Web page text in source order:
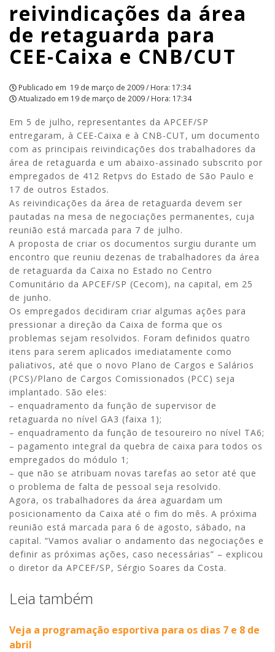
Caixa
e
CNB/CUT
|
APCEF/SP
reivindicações da área
de retaguarda para
CEE-Caixa e CNB/CUT
Publicado em 19 de março de 2009 / Hora: 17:34
Atualizado em 19 de março de 2009 / Hora: 17:34
Em 5 de julho, representantes da APCEF/SP
entregaram, à CEE-Caixa e à CNB-CUT, um documento
com as principais reivindicações dos trabalhadores da
área de retaguarda e um abaixo-assinado subscrito por
empregados de 412 Retpvs do Estado de São Paulo e
17 de outros Estados.
As reivindicações da área de retaguarda devem ser
pautadas na mesa de negociações permanentes, cuja
reunião está marcada para 7 de julho.
A proposta de criar os documentos surgiu durante um
encontro que reuniu dezenas de trabalhadores da área
de retaguarda da Caixa no Estado no Centro
Comunitário da APCEF/SP (Cecom), na capital, em 25
de junho.
Os empregados decidiram criar algumas ações para
pressionar a direção da Caixa de forma que os
problemas sejam resolvidos. Foram definidos quatro
itens para serem aplicados imediatamente como
paliativos, até que o novo Plano de Cargos e Salários
(PCS)/Plano de Cargos Comissionados (PCC) seja
implantado. São eles:
– enquadramento da função de supervisor de
retaguarda no nível GA3 (faixa 1);
– enquadramento da função de tesoureiro no nível TA6;
– pagamento integral da quebra de caixa para todos os
empregados do módulo 1;
– que não se atribuam novas tarefas ao setor até que
o problema de falta de pessoal seja resolvido.
Agora, os trabalhadores da área aguardam um
posicionamento da Caixa até o fim do mês. A próxima
reunião está marcada para 6 de agosto, sábado, na
capital. “Vamos avaliar o andamento das negociações e
definir as próximas ações, caso necessárias” – explicou
o diretor da APCEF/SP, Sérgio Soares da Costa.
Leia também
Veja a programação esportiva para os dias 7 e 8 de
abril